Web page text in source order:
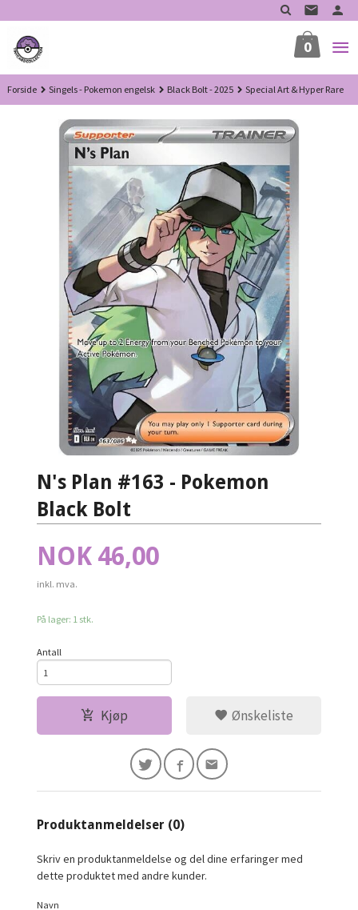
til
innholdet
0
Forside Singels - Pokemon engelsk Black Bolt - 2025 Special Art & Hyper Rare
N's Plan #163 - Pokemon
Black Bolt
Pris
NOK 46,00
inkl. mva.
På lager: 1 stk.
Antall
Kjøp Ønskeliste
Produktanmeldelser (0)
Skriv en produktanmeldelse og del dine erfaringer med
dette produktet med andre kunder.
Navn